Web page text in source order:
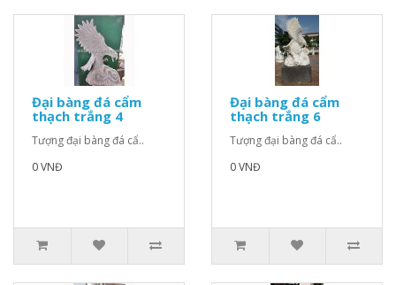
Đại bàng đá cẩm
thạch trắng 4
Tượng đại bàng đá cẩ..
0 VNĐ
Đại bàng đá cẩm
thạch trắng 6
Tượng đại bàng đá cẩ..
0 VNĐ